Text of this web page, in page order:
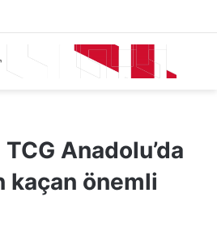
Anadolu’da
kaçan önemli